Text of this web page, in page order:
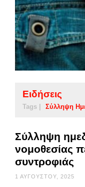
Ειδήσεις
Tags | Σύλληψη
Σύλληψη
νομοθεσίας
συντροφιάς
1 ΑΥΓΟΎΣΤΟΥ, 2025